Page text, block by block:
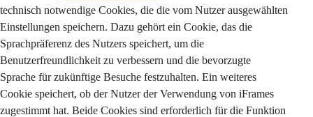
technisch notwendige Cookies, die die vom Nutzer ausgewählten
Einstellungen speichern. Dazu gehört ein Cookie, das die
Sprachpräferenz des Nutzers speichert, um die
Benutzerfreundlichkeit zu verbessern und die bevorzugte
Sprache für zukünftige Besuche festzuhalten. Ein weiteres
Cookie speichert, ob der Nutzer der Verwendung von iFrames
zugestimmt hat. Beide Cookies sind erforderlich für die Funktion